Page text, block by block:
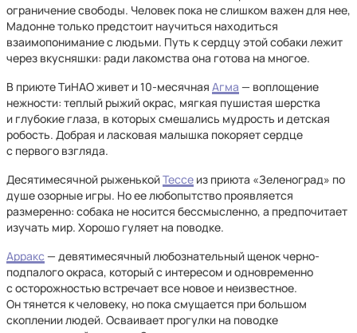
ограничение свободы. Человек пока не слишком важен для нее,
Мадонне только предстоит научиться находиться
взаимопонимание с людьми. Путь к сердцу этой собаки лежит
через вкусняшки: ради лакомства она готова на многое.
В приюте ТиНАО живет и 10-месячная Агма — воплощение
нежности: теплый рыжий окрас, мягкая пушистая шерстка
и глубокие глаза, в которых смешались мудрость и детская
робость. Добрая и ласковая малышка покоряет сердце
с первого взгляда.
Десятимесячной рыженькойТессе из приюта «Зеленоград» по
душе озорные игры. Но ее любопытство проявляется
размеренно: собака не носится бессмысленно, а предпочитает
изучать мир. Хорошо гуляет на поводке.
Арракс — девятимесячный любознательный щенок черно-
подпалого окраса, который с интересом и одновременно
с осторожностью встречает все новое и неизвестное.
Он тянется к человеку, но пока смущается при большом
скоплении людей. Осваивает прогулки на поводке